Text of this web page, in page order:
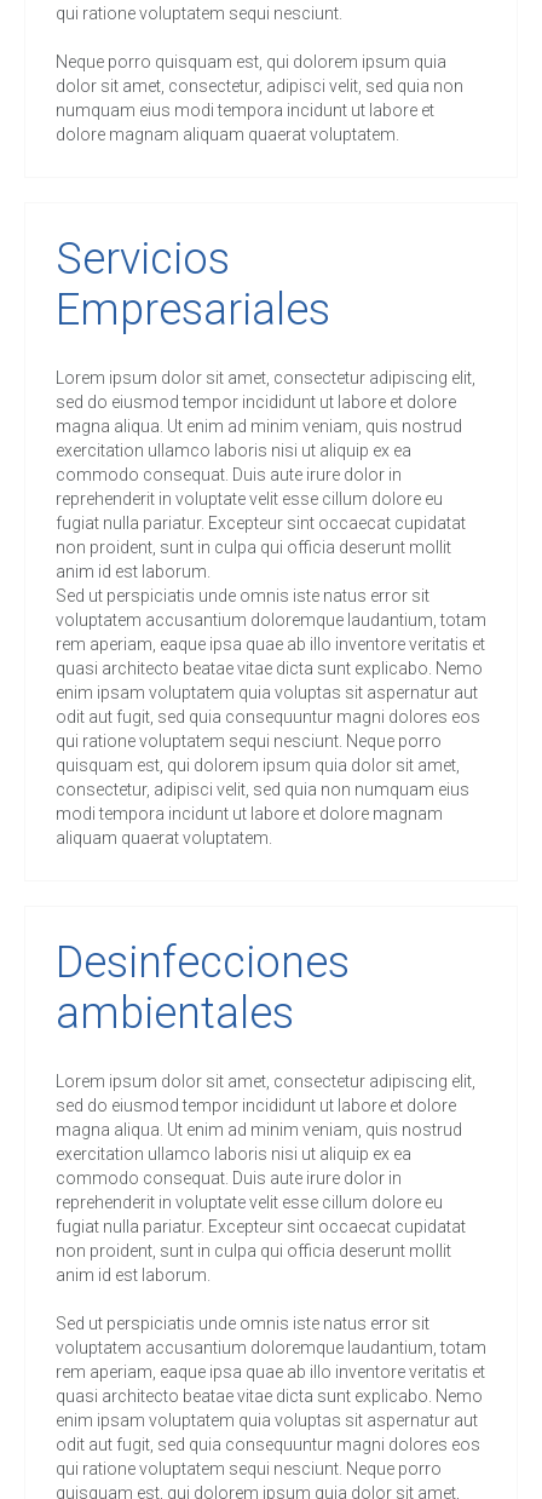
qui ratione voluptatem sequi nesciunt.
Neque porro quisquam est, qui dolorem ipsum quia
dolor sit amet, consectetur, adipisci velit, sed quia non
numquam eius modi tempora incidunt ut labore et
dolore magnam aliquam quaerat voluptatem.
Servicios
Empresariales
Lorem ipsum dolor sit amet, consectetur adipiscing elit,
sed do eiusmod tempor incididunt ut labore et dolore
magna aliqua. Ut enim ad minim veniam, quis nostrud
exercitation ullamco laboris nisi ut aliquip ex ea
commodo consequat. Duis aute irure dolor in
reprehenderit in voluptate velit esse cillum dolore eu
fugiat nulla pariatur. Excepteur sint occaecat cupidatat
non proident, sunt in culpa qui officia deserunt mollit
anim id est laborum.
Sed ut perspiciatis unde omnis iste natus error sit
voluptatem accusantium doloremque laudantium, totam
rem aperiam, eaque ipsa quae ab illo inventore veritatis et
quasi architecto beatae vitae dicta sunt explicabo. Nemo
enim ipsam voluptatem quia voluptas sit aspernatur aut
odit aut fugit, sed quia consequuntur magni dolores eos
qui ratione voluptatem sequi nesciunt. Neque porro
quisquam est, qui dolorem ipsum quia dolor sit amet,
consectetur, adipisci velit, sed quia non numquam eius
modi tempora incidunt ut labore et dolore magnam
aliquam quaerat voluptatem.
Desinfecciones
ambientales
Lorem ipsum dolor sit amet, consectetur adipiscing elit,
sed do eiusmod tempor incididunt ut labore et dolore
magna aliqua. Ut enim ad minim veniam, quis nostrud
exercitation ullamco laboris nisi ut aliquip ex ea
commodo consequat. Duis aute irure dolor in
reprehenderit in voluptate velit esse cillum dolore eu
fugiat nulla pariatur. Excepteur sint occaecat cupidatat
non proident, sunt in culpa qui officia deserunt mollit
anim id est laborum.
Sed ut perspiciatis unde omnis iste natus error sit
voluptatem accusantium doloremque laudantium, totam
rem aperiam, eaque ipsa quae ab illo inventore veritatis et
quasi architecto beatae vitae dicta sunt explicabo. Nemo
enim ipsam voluptatem quia voluptas sit aspernatur aut
odit aut fugit, sed quia consequuntur magni dolores eos
qui ratione voluptatem sequi nesciunt. Neque porro
quisquam est, qui dolorem ipsum quia dolor sit amet,